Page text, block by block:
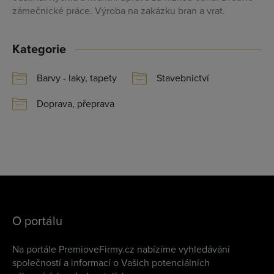
zámečnické práce. Výroba na zakázku bran a vrat.
Kategorie
Barvy - laky, tapety Stavebnictví
Doprava, přeprava
O portálu
Na portále PremioveFirmy.cz nabízíme vyhledávání
společností a informací o Vašich potenciálních